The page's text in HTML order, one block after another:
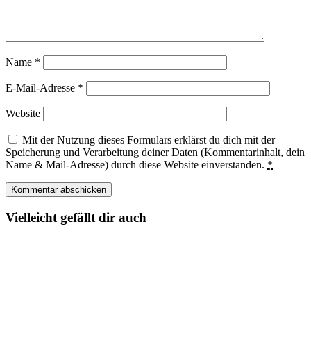
Name *
E-Mail-Adresse *
Website
Mit der Nutzung dieses Formulars erklärst du dich mit der
Speicherung und Verarbeitung deiner Daten (Kommentarinhalt, dein
Name & Mail-Adresse) durch diese Website einverstanden. *
Vielleicht gefällt dir auch